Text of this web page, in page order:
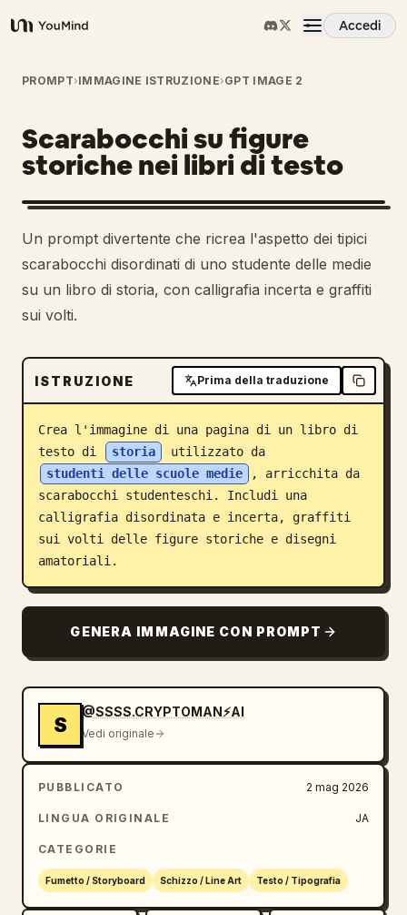
YouMind
Accedi
Panoramica
Casi d'uso
Abilità
Prompt
Prezzi
Scarica
Blog
Aggiornamenti
PROMPT›IMMAGINE ISTRUZIONE›GPT IMAGE 2
Scarabocchi su figure
storiche nei libri di testo
Un prompt divertente che ricrea l'aspetto dei tipici
scarabocchi disordinati di uno studente delle medie
su un libro di storia, con calligrafia incerta e graffiti
sui volti.
ISTRUZIONE Prima della traduzione
Crea l'immagine di una pagina di un libro di
testo di
storia
utilizzato da
studenti delle scuole medie
, arricchita da
scarabocchi studenteschi. Includi una
calligrafia disordinata e incerta, graffiti
sui volti delle figure storiche e disegni
amatoriali.
GENERA IMMAGINE CON PROMPT
S
@SSSS.CRYPTOMAN⚡️AI
Vedi originale
PUBBLICATO 2 mag 2026
LINGUA ORIGINALE JA
CATEGORIE
Fumetto / Storyboard Schizzo / Line Art Testo / Tipografia